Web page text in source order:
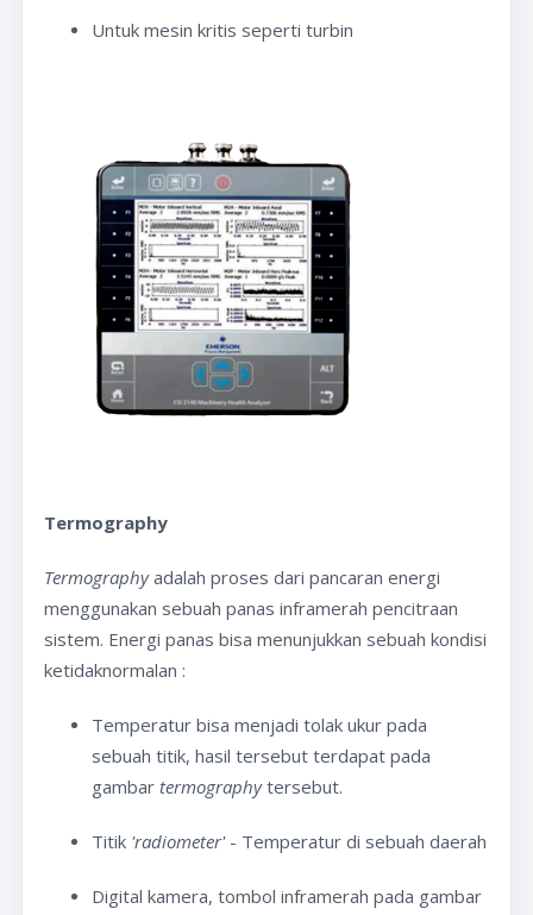
Untuk mesin kritis seperti turbin
Termography
Termographyadalah proses dari pancaran energi
menggunakan sebuah panas inframerah pencitraan
sistem. Energi panas bisa menunjukkan sebuah kondisi
ketidaknormalan :
Temperatur bisa menjadi tolak ukur pada
sebuah titik, hasil tersebut terdapat pada
gambar termographytersebut.
Titik 'radiometer'- Temperatur di sebuah daerah
Digital kamera, tombol inframerah pada gambar